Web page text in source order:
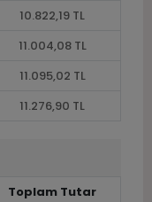
10.822,19 TL
11.004,08 TL
11.095,02 TL
11.276,90 TL
Toplam Tutar